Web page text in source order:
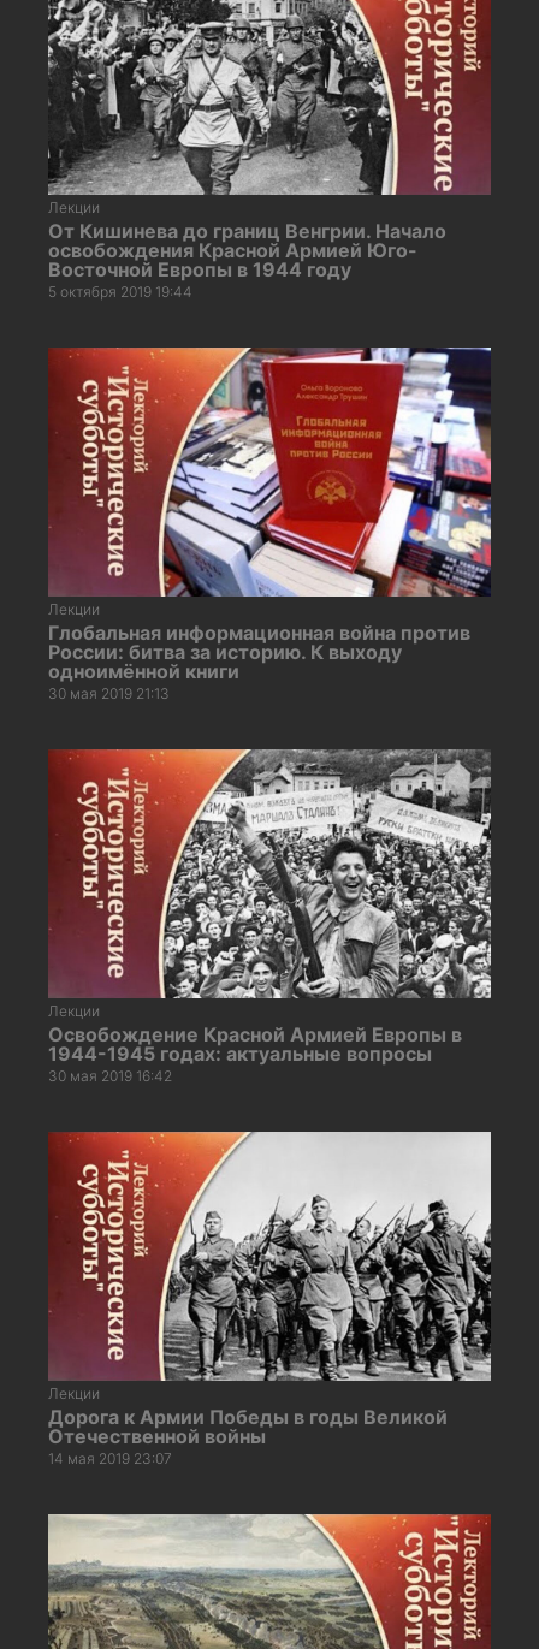
Лекции
От Кишинева до границ Венгрии. Начало
освобождения Красной Армией Юго-
Восточной Европы в 1944 году
5 октября 2019 19:44
Лекции
Глобальная информационная война против
России: битва за историю. К выходу
одноимённой книги
30 мая 2019 21:13
Лекции
Освобождение Красной Армией Европы в
1944-1945 годах: актуальные вопросы
30 мая 2019 16:42
Лекции
Дорога к Армии Победы в годы Великой
Отечественной войны
14 мая 2019 23:07